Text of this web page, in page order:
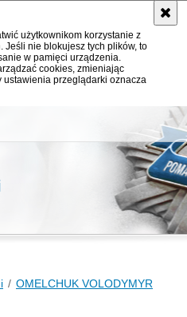
użytkownikom korzystanie z
Jeśli nie blokujesz tych plików, to
w pamięci urządzenia.
cookies, zmieniając
przeglądarki oznacza
OMELCHUK VOLODYMYR